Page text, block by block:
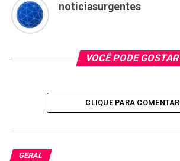
noticiasurgentes
VOCÊ PODE GOSTAR
CLIQUE PARA COMENTAR
GERAL